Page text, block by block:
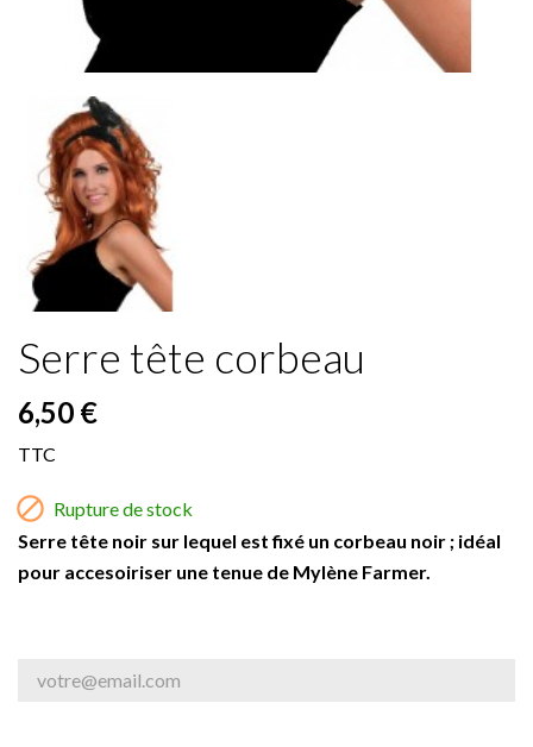
Serre tête corbeau
6,50 €
TTC
 Rupture de stock
Serre tête noir sur lequel est fixé un corbeau noir ; idéal
pour accesoiriser une tenue de Mylène Farmer.